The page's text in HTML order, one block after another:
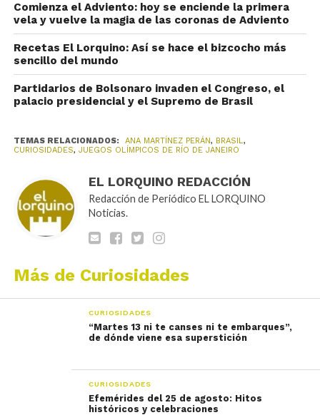
Comienza el Adviento: hoy se enciende la primera
vela y vuelve la magia de las coronas de Adviento
Recetas El Lorquino: Así se hace el bizcocho más
sencillo del mundo
Partidarios de Bolsonaro invaden el Congreso, el
palacio presidencial y el Supremo de Brasil
TEMAS RELACIONADOS: ANA MARTÍNEZ PERÁN, BRASIL,
CURIOSIDADES, JUEGOS OLÍMPICOS DE RÍO DE JANEIRO
EL LORQUINO REDACCIÓN
Redacción de Periódico EL LORQUINO
Noticias.
Más de Curiosidades
CURIOSIDADES
“Martes 13 ni te canses ni te embarques”,
de dónde viene esa superstición
CURIOSIDADES
Efemérides del 25 de agosto: Hitos
históricos y celebraciones